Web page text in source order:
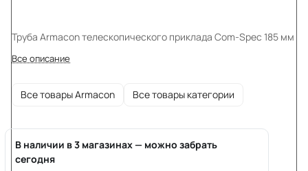
Труба Armacon телескопического приклада Com-Spec 185 мм
Все описание
Все товары Armacon Все товары категории
В наличии в 3 магазинах — можно забрать
сегодня